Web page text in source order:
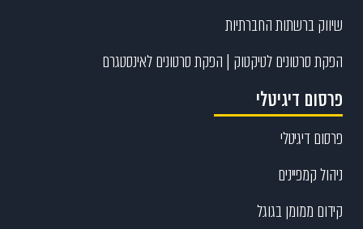
שיווק ברשתות החברתיות
הפקת סרטונים לטיקטוק | הפקת סרטונים לאינסטגרם
פרסום דיגיטלי
פרסום דיגיטלי
ניהול קמפיינים
קידום ממומן בגוגל